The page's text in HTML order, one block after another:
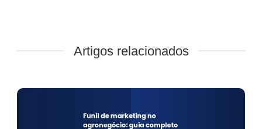
Artigos relacionados